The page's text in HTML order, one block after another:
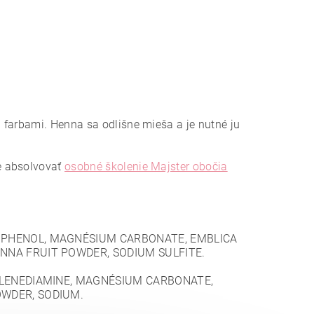
Henna sa odlišne mieša a je nutné ju
absolvovaťosobné školenie Majster obočia
MAGNÉSIUM CARBONATE, EMBLICA
FRUIT POWDER, SODIUM SULFITE.
MAGNÉSIUM CARBONATE,
SODIUM.